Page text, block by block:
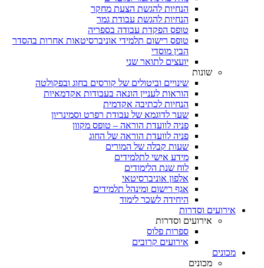
הנחיות להגשת הצעת מחקר
הנחיות להגשת עבודת גמר
טופס הפקדת עבודה בספריה
טופס רישום תלמידי אוניברסיטאות אחרות בהסדר
הבין מוסדי
יועצים לתואר שני
שונות
שינויים וביטולים של קורסים בחוג ובפקולטה
הוראות לעניין הונאה בעבודות אקדמאיות
הנחיות לכתיבה אקדמית
שער לדוגמא של עבודת רפרט וסמינריון
פניה לוועדת הוראה – טופס מקוון
פניה לוועדת הוראה של החוג
שעות קבלה של המורים
מידע אישי לתלמידים
לוח שנת הלימודים
אלפון אוניברסיטאי
אגף רישום ומינהל תלמידים
היחידה לשכר לימוד
אירועים וסדרות
אירועים וסדרות
ספרות פלוס
אירועים קרובים
מכונים
מכונים